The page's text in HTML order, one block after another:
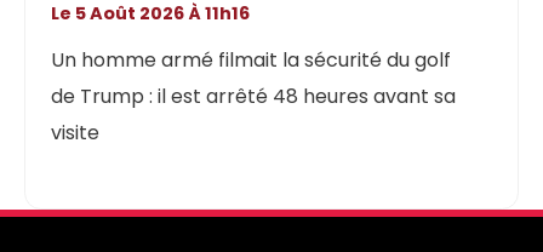
Un homme armé filmait la sécurité du golf
de Trump : il est arrêté 48 heures avant sa
visite
Le 5 Août 2026 À 11h16